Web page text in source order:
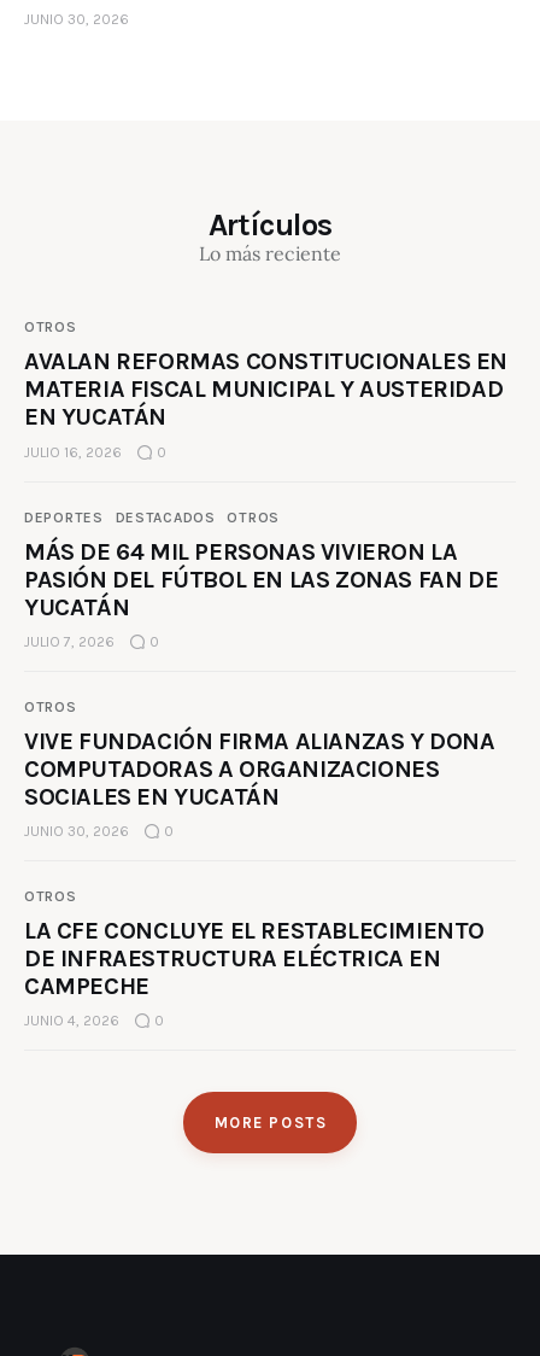
JUNIO 30, 2026
Artículos
Lo más reciente
OTROS
AVALAN REFORMAS CONSTITUCIONALES EN
MATERIA FISCAL MUNICIPAL Y AUSTERIDAD
EN YUCATÁN
JULIO 16, 2026 0
DEPORTES DESTACADOS OTROS
MÁS DE 64 MIL PERSONAS VIVIERON LA
PASIÓN DEL FÚTBOL EN LAS ZONAS FAN DE
YUCATÁN
JULIO 7, 2026 0
OTROS
VIVE FUNDACIÓN FIRMA ALIANZAS Y DONA
COMPUTADORAS A ORGANIZACIONES
SOCIALES EN YUCATÁN
JUNIO 30, 2026 0
OTROS
LA CFE CONCLUYE EL RESTABLECIMIENTO
DE INFRAESTRUCTURA ELÉCTRICA EN
CAMPECHE
JUNIO 4, 2026 0
MORE POSTS